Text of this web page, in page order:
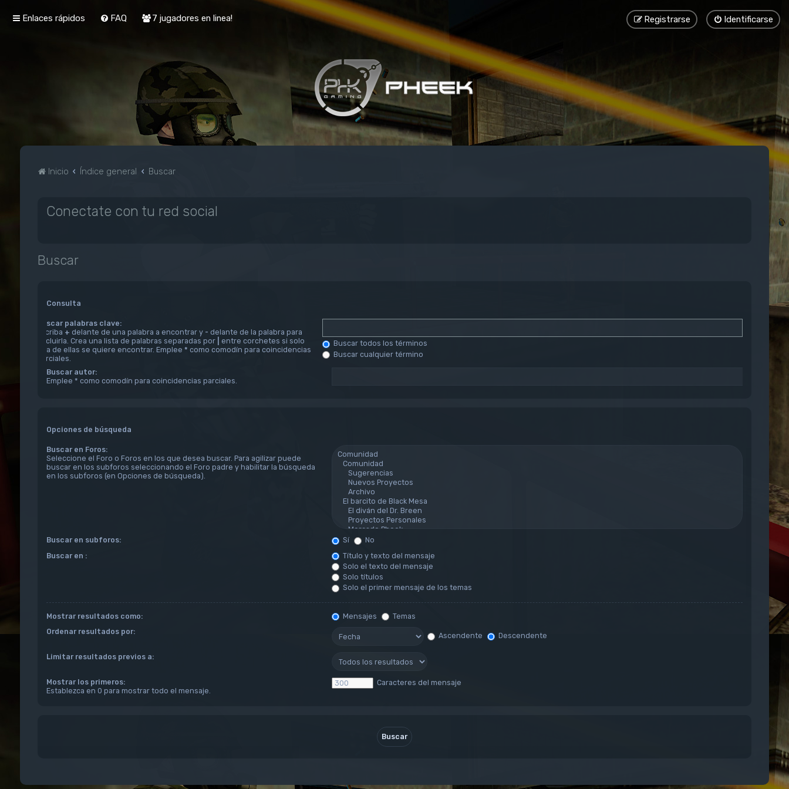
Enlaces rápidos FAQ 7 jugadores en linea! Identificarse
Registrarse
Inicio Índice general Buscar
Conectate con tu red social
Buscar
Consulta
Buscar palabras clave:
Escriba + delante de una palabra a encontrar y - delante de la palabra para
excluirla. Crea una lista de palabras separadas por
entre corchetes si solo
una de ellas se quiere encontrar. Emplee * como comodín para coincidencias
parciales.
Buscar todos los términos
Buscar cualquier término
Buscar autor:
Emplee * como comodín para coincidencias parciales.
Opciones de búsqueda
Buscar en Foros:
Seleccione el Foro o Foros en los que desea buscar. Para agilizar puede
buscar en los subforos seleccionando el Foro padre y habilitar la búsqueda
en los subforos (en Opciones de búsqueda).
Buscar en subforos: Sí
No
Buscar en :
Título y texto del mensaje
Solo el texto del mensaje
Solo títulos
Solo el primer mensaje de los temas
Mostrar resultados como: Mensajes
Temas
Ordenar resultados por:
Ascendente Descendente
Limitar resultados previos a:
Mostrar los primeros:
Establezca en 0 para mostrar todo el mensaje.
Caracteres del mensaje